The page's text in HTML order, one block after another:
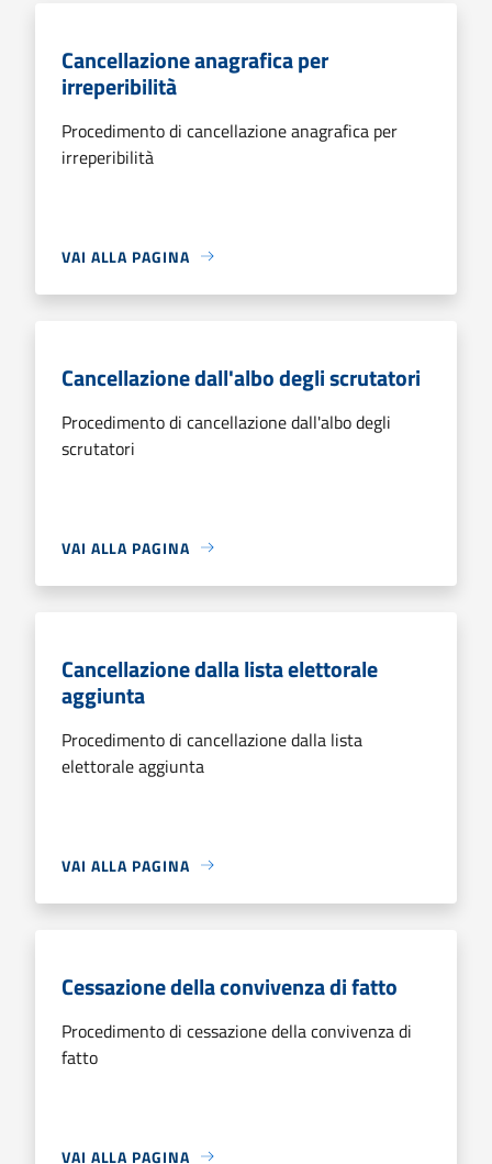
Cancellazione anagrafica per
irreperibilità
Procedimento di cancellazione anagrafica per
irreperibilità
VAI ALLA PAGINA
Cancellazione dall'albo degli scrutatori
Procedimento di cancellazione dall'albo degli
scrutatori
VAI ALLA PAGINA
Cancellazione dalla lista elettorale
aggiunta
Procedimento di cancellazione dalla lista
elettorale aggiunta
VAI ALLA PAGINA
Cessazione della convivenza di fatto
Procedimento di cessazione della convivenza di
fatto
VAI ALLA PAGINA